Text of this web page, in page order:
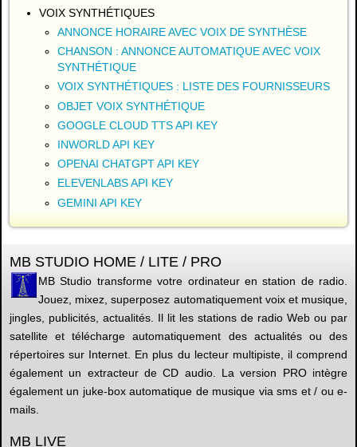
VOIX SYNTHÉTIQUES
ANNONCE HORAIRE AVEC VOIX DE SYNTHÈSE
CHANSON : ANNONCE AUTOMATIQUE AVEC VOIX
SYNTHÉTIQUE
VOIX SYNTHÉTIQUES : LISTE DES FOURNISSEURS
OBJET VOIX SYNTHÉTIQUE
GOOGLE CLOUD TTS API KEY
INWORLD API KEY
OPENAI CHATGPT API KEY
ELEVENLABS API KEY
GEMINI API KEY
MB STUDIO HOME / LITE / PRO
MB Studio transforme votre ordinateur en station de radio.
Jouez, mixez, superposez automatiquement voix et musique,
jingles, publicités, actualités. Il lit les stations de radio Web ou par
satellite et télécharge automatiquement des actualités ou des
répertoires sur Internet. En plus du lecteur multipiste, il comprend
également un extracteur de CD audio. La version PRO intègre
également un juke-box automatique de musique via sms et / ou e-
mails.
MB LIVE